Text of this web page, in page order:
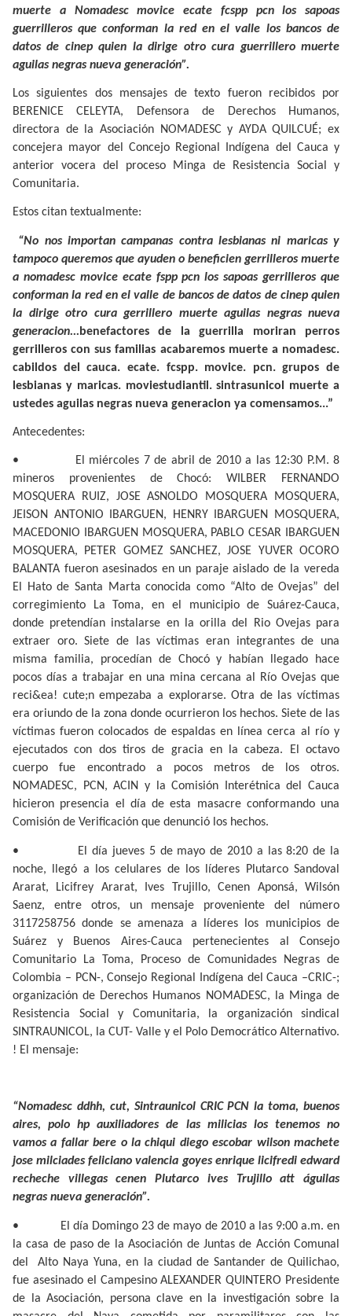
muerte a Nomadesc movice ecate fcspp pcn los sapoas
guerrilleros que conforman la red en el valle los bancos de
datos de cinep quien la dirige otro cura guerrillero muerte
aguilas negras nueva generación”.
Los siguientes dos mensajes de texto fueron recibidos por
BERENICE CELEYTA, Defensora de Derechos Humanos,
directora de la Asociación NOMADESC y AYDA QUILCUÉ; ex
concejera mayor del Concejo Regional Indígena del Cauca y
anterior vocera del proceso Minga de Resistencia Social y
Comunitaria.
Estos citan textualmente:
“No nos importan campanas contra lesbianas ni maricas y
tampoco queremos que ayuden o beneficien gerrilleros muerte
a nomadesc movice ecate fspp pcn los sapoas gerrilleros que
conforman la red en el valle de bancos de datos de cinep quien
la dirige otro cura gerrillero muerte aguilas negras nueva
generacion...benefactores de la guerrilla moriran perros
gerrilleros con sus familias acabaremos muerte a nomadesc.
cabildos del cauca. ecate. fcspp. movice. pcn. grupos de
lesbianas y maricas. moviestudiantil. sintrasunicol muerte a
ustedes aguilas negras nueva generacion ya comensamos...”
Antecedentes:
•
El miércoles 7 de abril de 2010 a las 12:30 P.M. 8
mineros provenientes de Chocó: WILBER FERNANDO
MOSQUERA RUIZ, JOSE ASNOLDO MOSQUERA MOSQUERA,
JEISON ANTONIO IBARGUEN, HENRY IBARGUEN MOSQUERA,
MACEDONIO IBARGUEN MOSQUERA, PABLO CESAR IBARGUEN
MOSQUERA, PETER GOMEZ SANCHEZ, JOSE YUVER OCORO
BALANTA fueron asesinados en un paraje aislado de la vereda
El Hato de Santa Marta conocida como “Alto de Ovejas” del
corregimiento La Toma, en el municipio de Suárez-Cauca,
donde pretendían instalarse en la orilla del Rio Ovejas para
extraer oro. Siete de las víctimas eran integrantes de una
misma familia, procedían de Chocó y habían llegado hace
pocos días a trabajar en una mina cercana al Río Ovejas que
reci&ea! cute;n empezaba a explorarse. Otra de las víctimas
era oriundo de la zona donde ocurrieron los hechos. Siete de las
víctimas fueron colocados de espaldas en línea cerca al río y
ejecutados con dos tiros de gracia en la cabeza. El octavo
cuerpo fue encontrado a pocos metros de los otros.
NOMADESC, PCN, ACIN y la Comisión Interétnica del Cauca
hicieron presencia el día de esta masacre conformando una
Comisión de Verificación que denunció los hechos.
•
El día jueves 5 de mayo de 2010 a las 8:20 de la
noche, llegó a los celulares de los líderes Plutarco Sandoval
Ararat, Licifrey Ararat, Ives Trujillo, Cenen Aponsá, Wilsón
Saenz, entre otros, un mensaje proveniente del número
3117258756 donde se amenaza a líderes los municipios de
Suárez y Buenos Aires-Cauca pertenecientes al Consejo
Comunitario La Toma, Proceso de Comunidades Negras de
Colombia – PCN-, Consejo Regional Indígena del Cauca –CRIC-;
organización de Derechos Humanos NOMADESC, la Minga de
Resistencia Social y Comunitaria, la organización sindical
SINTRAUNICOL, la CUT- Valle y el Polo Democrático Alternativo.
! El mensaje:
“Nomadesc ddhh, cut, Sintraunicol CRIC PCN la toma, buenos
aires, polo hp auxiliadores de las milicias los tenemos no
vamos a fallar bere o la chiqui diego escobar wilson machete
jose milciades feliciano valencia goyes enrique licifredi edward
recheche villegas cenen Plutarco ives Trujillo att águilas
negras nueva generación”.
•
El día Domingo 23 de mayo de 2010 a las 9:00 a.m. en
la casa de paso de la Asociación de Juntas de Acción Comunal
del
Alto Naya Yuna, en la ciudad de Santander de Quilichao,
fue asesinado el Campesino ALEXANDER QUINTERO Presidente
de la Asociación, persona clave en la investigación sobre la